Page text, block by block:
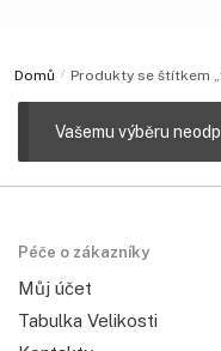
Domů / Produkty se štítkem
Vašemu výběru
Péče o zákazníky
Můj účet
Tabulka Velikosti